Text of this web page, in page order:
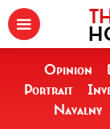
Opinion
Portrait
Navalny